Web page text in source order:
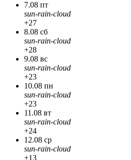
7.08 пт
sun-rain-cloud
+27
8.08 сб
sun-rain-cloud
+28
9.08 вс
sun-rain-cloud
+23
10.08 пн
sun-rain-cloud
+23
11.08 вт
sun-rain-cloud
+24
12.08 ср
sun-rain-cloud
+13